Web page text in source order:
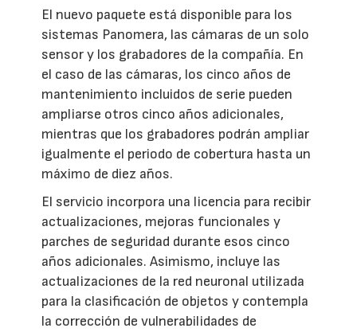
El nuevo paquete está disponible para los
sistemas Panomera, las cámaras de un solo
sensor y los grabadores de la compañía. En
el caso de las cámaras, los cinco años de
mantenimiento incluidos de serie pueden
ampliarse otros cinco años adicionales,
mientras que los grabadores podrán ampliar
igualmente el periodo de cobertura hasta un
máximo de diez años.
El servicio incorpora una licencia para recibir
actualizaciones, mejoras funcionales y
parches de seguridad durante esos cinco
años adicionales. Asimismo, incluye las
actualizaciones de la red neuronal utilizada
para la clasificación de objetos y contempla
la corrección de vulnerabilidades de